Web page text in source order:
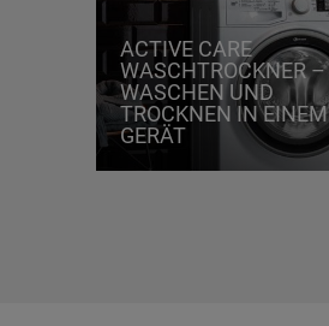
ACTIVE CARE
WASCHTROCKNER –
WASCHEN UND
TROCKNEN IN EINEM
GERÄT